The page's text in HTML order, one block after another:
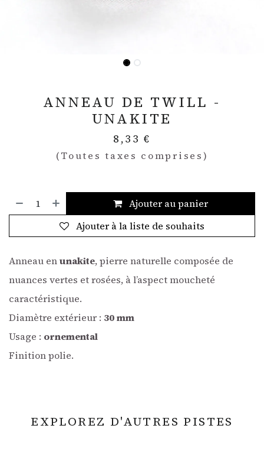
ANNEAU DE TWILL -
UNAKITE
8,33 €
(Toutes taxes comprises)
Ajouter au panier
Ajouter à la liste de souhaits
Anneau enunakite, pierre naturelle composée de
nuances vertes et rosées, à l’aspect moucheté
caractéristique.
Diamètre extérieur : 30 mm
Usage : ornemental
Finition polie.
EXPLOREZ D'AUTRES PISTES